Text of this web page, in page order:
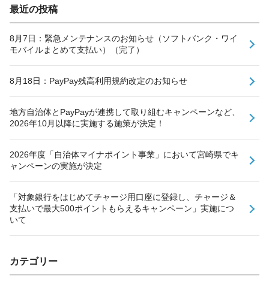
最近の投稿
8月7日：緊急メンテナンスのお知らせ（ソフトバンク・ワイ
モバイルまとめて支払い）（完了）
8月18日：PayPay残高利用規約改定のお知らせ
地方自治体とPayPayが連携して取り組むキャンペーンなど、
2026年10月以降に実施する施策が決定！
2026年度「自治体マイナポイント事業」において宮崎県でキ
ャンペーンの実施が決定
「対象銀行をはじめてチャージ用口座に登録し、チャージ＆
支払いで最大500ポイントもらえるキャンペーン」実施につ
いて
カテゴリー